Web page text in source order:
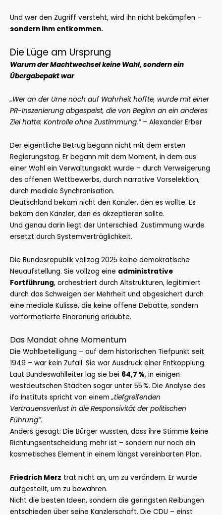
Und wer den Zugriff versteht, wird ihn nicht bekämpfen –
sondern ihm entkommen.
Die Lüge am Ursprung
Warum der Machtwechsel keine Wahl, sondern ein
Übergabepakt war
„Wer an der Urne noch auf Wahrheit hoffte, wurde mit einer
PR-Inszenierung abgespeist, die von Beginn an ein anderes
Ziel hatte: Kontrolle ohne Zustimmung.“– Alexander Erber
Der eigentliche Betrug begann nicht mit dem ersten
Regierungstag. Er begann mit dem Moment, in dem aus
einer Wahl ein Verwaltungsakt wurde – durch Verweigerung
des offenen Wettbewerbs, durch narrative Vorselektion,
durch mediale Synchronisation.
Deutschland bekam nicht den Kanzler, den es wollte. Es
bekam den Kanzler, den es akzeptieren sollte.
Und genau darin liegt der Unterschied: Zustimmung wurde
ersetzt durch Systemverträglichkeit.
Die Bundesrepublik vollzog 2025 keine demokratische
Neuaufstellung. Sie vollzog eine administrative
Fortführung, orchestriert durch Altstrukturen, legitimiert
durch das Schweigen der Mehrheit und abgesichert durch
eine mediale Kulisse, die keine offene Debatte, sondern
vorformatierte Einordnung erlaubte.
Das Mandat ohne Momentum
Die Wahlbeteiligung – auf dem historischen Tiefpunkt seit
1949 – war kein Zufall. Sie war Ausdruck einer Entkopplung.
Laut Bundeswahlleiter lag sie bei 64,7 %, in einigen
westdeutschen Städten sogar unter 55 %. Die Analyse des
ifo Instituts spricht von einem„tiefgreifenden
Vertrauensverlust in die Responsivität der politischen
Führung“.
Anders gesagt: Die Bürger wussten, dass ihre Stimme keine
Richtungsentscheidung mehr ist – sondern nur noch ein
kosmetisches Element in einem längst vereinbarten Plan.
Friedrich Merz trat nicht an, um zu verändern. Er wurde
aufgestellt, um zu bewahren.
Nicht die besten Ideen, sondern die geringsten Reibungen
entschieden über seine Kanzlerschaft. Die CDU – einst